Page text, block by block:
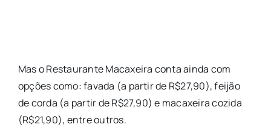
Mas o Restaurante Macaxeira conta ainda com
opções como: favada (a partir de R$27,90), feijão
de corda (a partir de R$27,90) e macaxeira cozida
(R$21,90), entre outros.